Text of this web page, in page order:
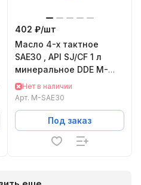
402 ₽/шт
Масло 4-х тактное
SAE30 , API SJ/CF 1 л
минеральное DDE M-
SAE30
Нет в наличии
Арт. M-SAE30
Под заказ